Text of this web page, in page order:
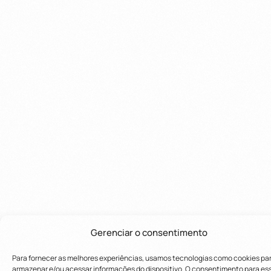
Gerenciar o consentimento
Para fornecer as melhores experiências, usamos tecnologias como cookies
armazenar e/ou acessar informações do dispositivo. O consentimento para